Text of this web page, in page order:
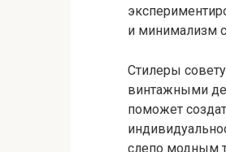
и минимализм
Стилеры
винтажными
поможет
слепо модным